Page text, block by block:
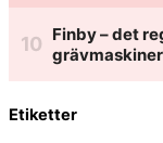
Etiketter